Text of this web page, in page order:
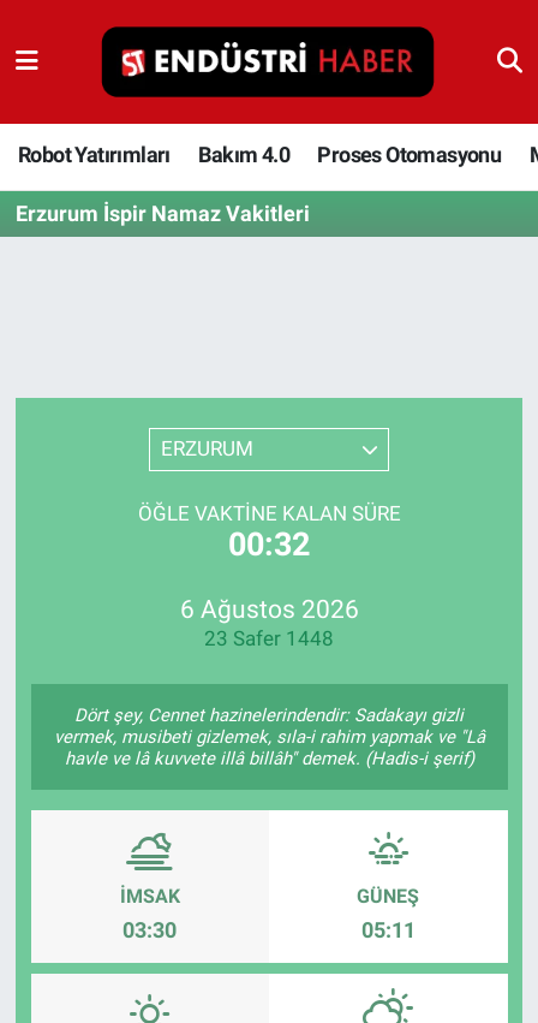
Robot Yatırımları Bakım 4.0 Proses Otomasyonu
Erzurum İspir Namaz Vakitleri
ERZURUM
ÖĞLE VAKTINE KALAN SÜRE
00:31
6 Ağustos 2026
23 Safer 1448
Dört şey, Cennet hazinelerindendir: Sadakayı gizli
vermek, musibeti gizlemek, sıla-i rahim yapmak ve "Lâ
havle ve lâ kuvvete illâ billâh" demek. (Hadis-i şerif)
İMSAK
03:30
GÜNEŞ
05:11
Robot Yatırımları
Bakım 4.0
Proses Otomasyonu
Depolama Çözümleri
İnşaat ve Malzeme
HaberOrtak
Enerjisini Üreten Fabrikalar
Endüstri 4.0 Uygulamaları
Ağır Sanayi Çözümleri